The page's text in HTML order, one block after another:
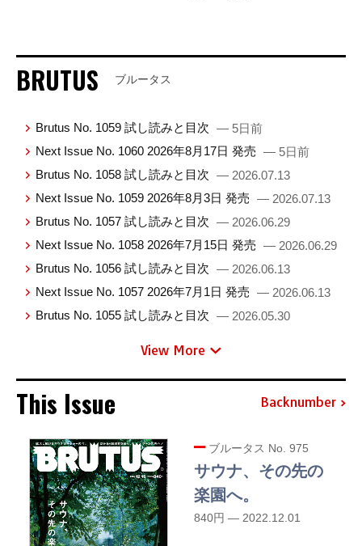
BRUTUS ブルータス
Brutus No. 1059 試し読みと目次 — 5日前
Next Issue No. 1060 2026年8月17日 発売 — 5日前
Brutus No. 1058 試し読みと目次 — 2026.07.13
Next Issue No. 1059 2026年8月3日 発売 — 2026.07.13
Brutus No. 1057 試し読みと目次 — 2026.06.29
Next Issue No. 1058 2026年7月15日 発売 — 2026.06.29
Brutus No. 1056 試し読みと目次 — 2026.06.13
Next Issue No. 1057 2026年7月1日 発売 — 2026.06.13
Brutus No. 1055 試し読みと目次 — 2026.05.30
View More
This Issue Backnumber
ブルータス No. 975
サウナ、その先の
楽園へ。
840円 — 2022.12.01